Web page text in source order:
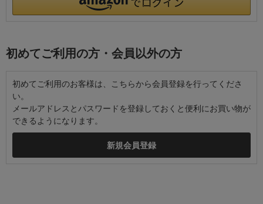
初めてご利用の方・会員以外の方
初めてご利用のお客様は、こちらから会員登録を行ってくださ
い。
メールアドレスとパスワードを登録しておくと便利にお買い物が
できるようになります。